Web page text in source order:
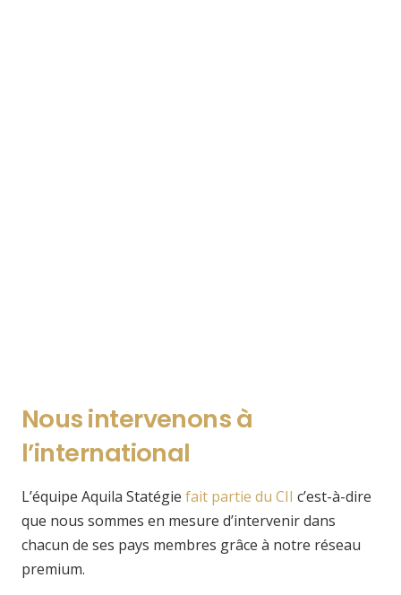
Nous intervenons à
l’international
L’équipe Aquila Statégie fait partie du CII c’est-à-dire
que nous sommes en mesure d’intervenir dans
chacun de ses pays membres grâce à notre réseau
premium.